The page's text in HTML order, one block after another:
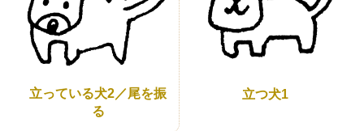
立っている犬2／尾を振
る
立つ犬1